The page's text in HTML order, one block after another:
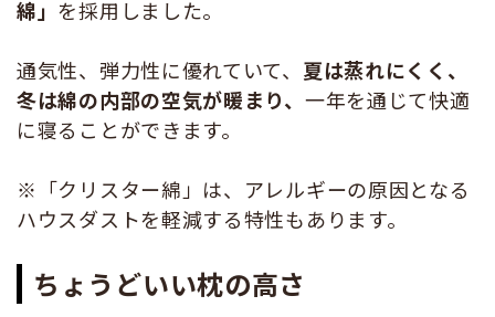
綿」 を採用しました。
通気性、弾力性に優れていて、 夏は蒸れにくく、
冬は綿の内部の空気が暖まり、 一年を通じて快適
に寝ることができます。
※「クリスター綿」は、アレルギーの原因となる
ハウスダストを軽減する特性もあります。
ちょうどいい枕の高さ